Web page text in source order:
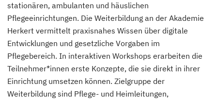
stationären, ambulanten und häuslichen
Pflegeeinrichtungen. Die Weiterbildung an der Akademie
Herkert vermittelt praxisnahes Wissen über digitale
Entwicklungen und gesetzliche Vorgaben im
Pflegebereich. In interaktiven Workshops erarbeiten die
Teilnehmer*innen erste Konzepte, die sie direkt in ihrer
Einrichtung umsetzen können. Zielgruppe der
Weiterbildung sind Pflege- und Heimleitungen,